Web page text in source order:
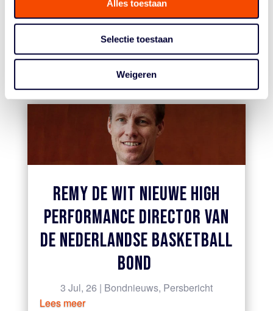
Alles toestaan
Selectie toestaan
Weigeren
INFORMATIEBIJEENKOMST
22 Jul, 26|Bondnieuws,
basketball.nl app
Lees meer
REMY DE WIT NIEUWE HIGH
PERFORMANCE DIRECTOR VAN
DE NEDERLANDSE BASKETBALL
BOND
3 Jul, 26 | Bondnieuws, Persbericht
Lees meer